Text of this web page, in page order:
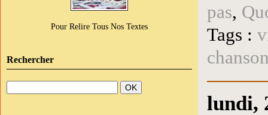
Pour Relire Tous Nos Textes
Rechercher
pas,
Tags :
lundi,